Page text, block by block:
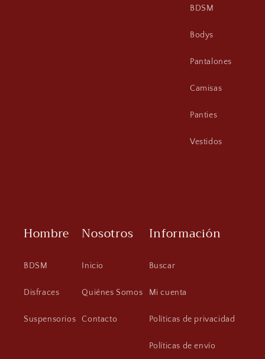
BDSM
Bodys
Pantalones
Camisas
Panties
Vestidos
Hombre
BDSM
Disfraces
Suspensorios
Nosotros
Inicio
Quiénes Somos
Contacto
Información
Buscar
Mi cuenta
Políticas de privacidad
Políticas de envío